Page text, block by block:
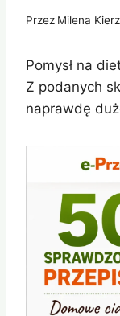
Przez Milena
Pomysł na
Z podanych
naprawdę